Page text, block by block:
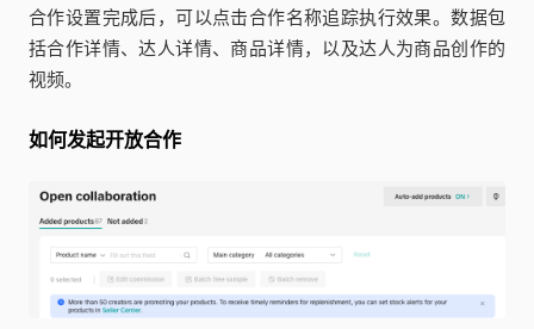
合作设置完成后，可以点击合作名称追踪执行效果。数据包
括合作详情、达人详情、商品详情，以及达人为商品创作的
视频。
如何发起开放合作